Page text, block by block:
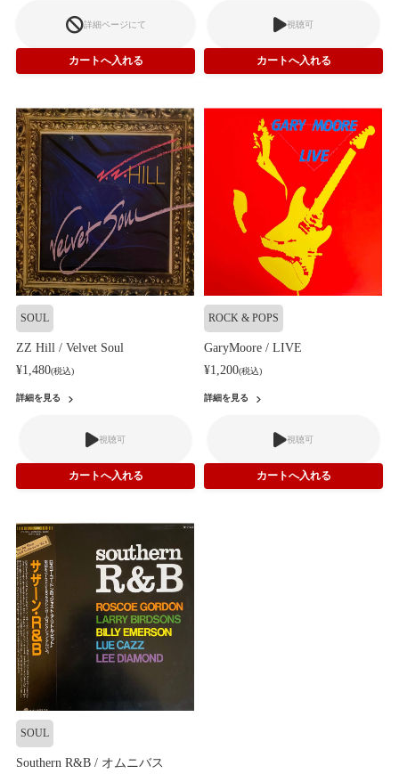
詳細ページにて 視聴可
SOUL
ZZ Hill / Velvet Soul
¥1,480(税込)
詳細を見る
視聴可
ROCK & POPS
GaryMoore / LIVE
¥1,200(税込)
詳細を見る
視聴可
SOUL
Southern R&B / オムニバス